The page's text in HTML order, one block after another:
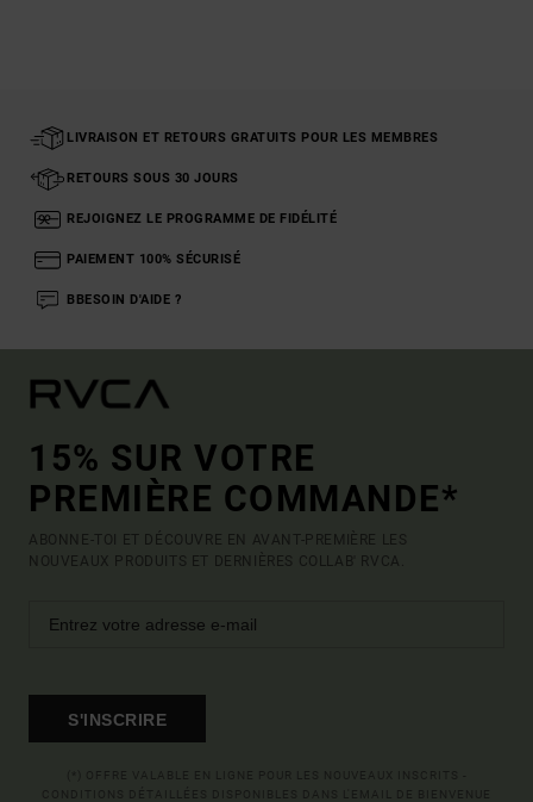
LIVRAISON ET RETOURS GRATUITS POUR LES MEMBRES
RETOURS SOUS 30 JOURS
REJOIGNEZ LE PROGRAMME DE FIDÉLITÉ
PAIEMENT 100% SÉCURISÉ
BBESOIN D'AIDE ?
15% SUR VOTRE
PREMIÈRE COMMANDE*
ABONNE-TOI ET DÉCOUVRE EN AVANT-PREMIÈRE LES
NOUVEAUX PRODUITS ET DERNIÈRES COLLAB' RVCA.
S'INSCRIRE